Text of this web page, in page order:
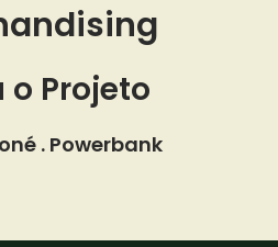
o Projeto
. Powerbank